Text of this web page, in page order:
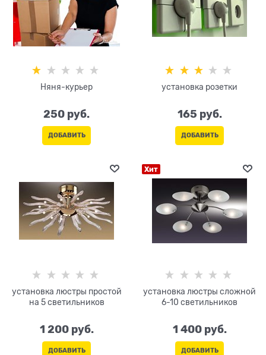
Няня-курьер
250 руб.
ДОБАВИТЬ
установка розетки
165 руб.
ДОБАВИТЬ
установка люстры простой
на 5 светильников
1 200 руб.
ДОБАВИТЬ
Хит
установка люстры сложной
6-10 светильников
1 400 руб.
ДОБАВИТЬ